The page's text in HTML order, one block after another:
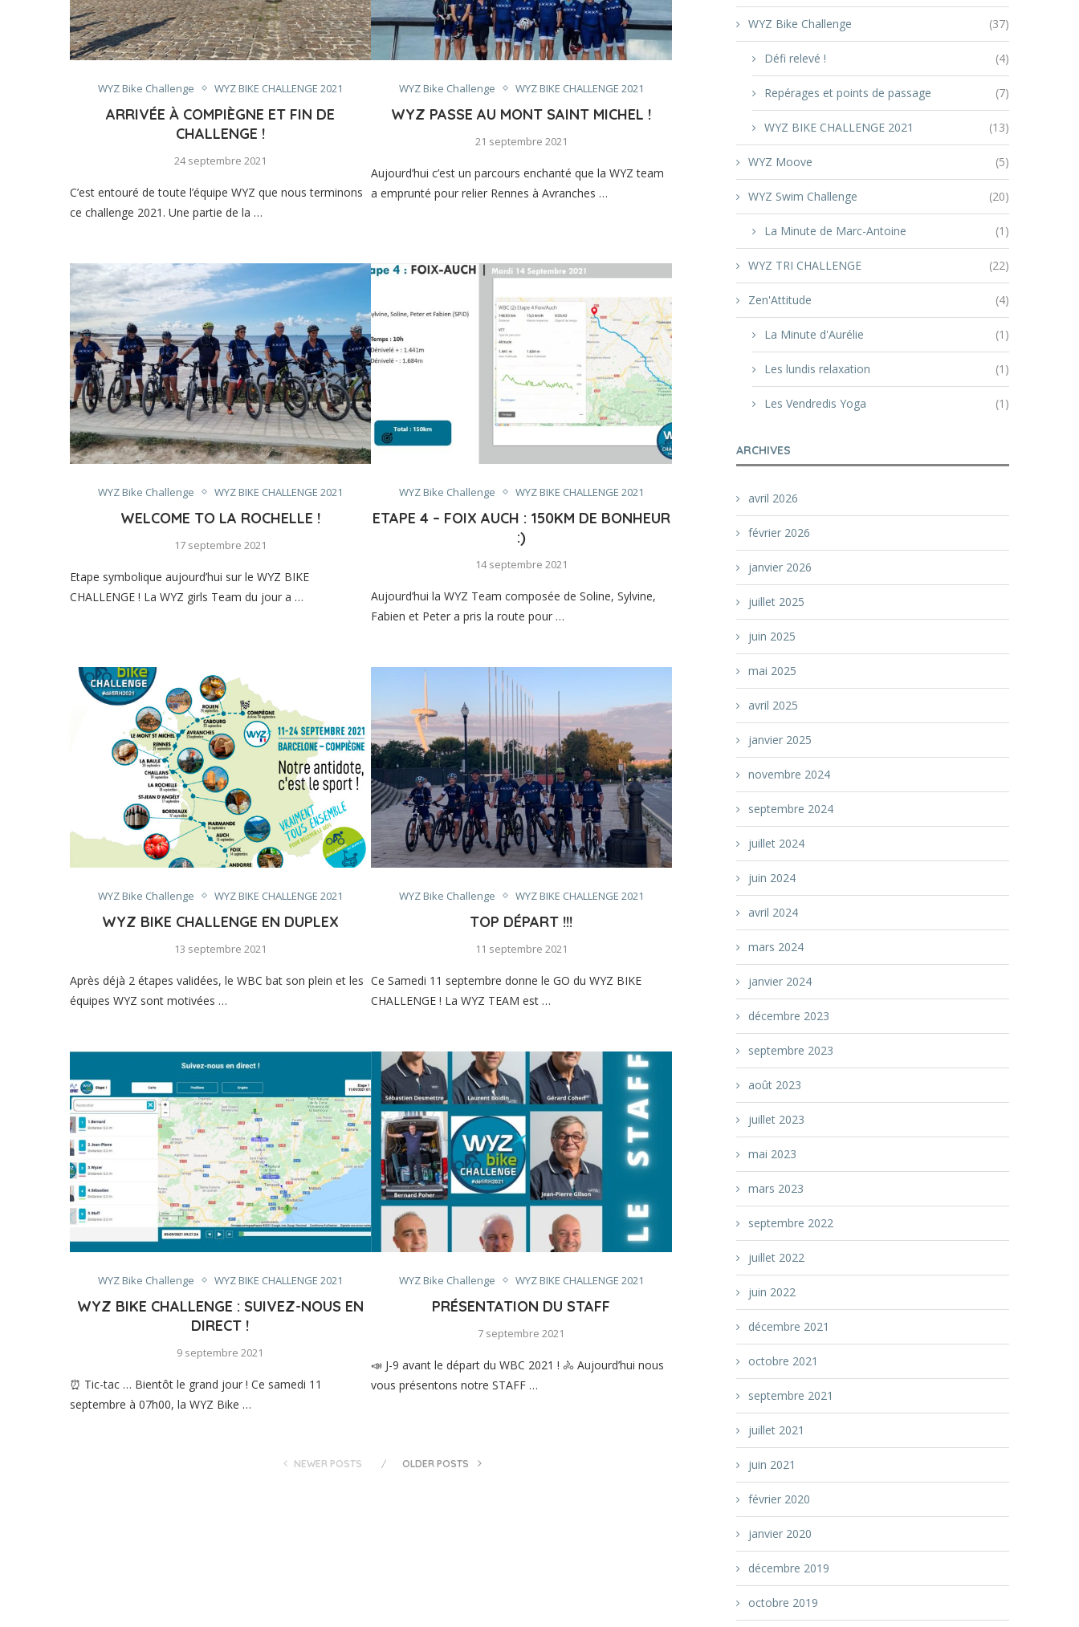
WYZ Bike Challenge WYZ BIKE CHALLENGE 2021
ARRIVÉE À COMPIÈGNE ET FIN DE
CHALLENGE !
24 septembre 2021
C’est entouré de toute l’équipe WYZ que nous terminons
ce challenge 2021. Une partie de la …
WYZ Bike Challenge WYZ BIKE CHALLENGE 2021
WYZ PASSE AU MONT SAINT MICHEL !
21 septembre 2021
Aujourd’hui c’est un parcours enchanté que la WYZ team
a emprunté pour relier Rennes à Avranches …
WYZ Bike Challenge WYZ BIKE CHALLENGE 2021
WELCOME TO LA ROCHELLE !
17 septembre 2021
Etape symbolique aujourd’hui sur le WYZ BIKE
CHALLENGE ! La WYZ girls Team du jour a …
WYZ Bike Challenge WYZ BIKE CHALLENGE 2021
ETAPE 4 – FOIX AUCH : 150KM DE BONHEUR
:)
14 septembre 2021
Aujourd’hui la WYZ Team composée de Soline, Sylvine,
Fabien et Peter a pris la route pour …
WYZ Bike Challenge WYZ BIKE CHALLENGE 2021
WYZ BIKE CHALLENGE EN DUPLEX
13 septembre 2021
Après déjà 2 étapes validées, le WBC bat son plein et les
équipes WYZ sont motivées …
WYZ Bike Challenge WYZ BIKE CHALLENGE 2021
TOP DÉPART !!!
11 septembre 2021
Ce Samedi 11 septembre donne le GO du WYZ BIKE
CHALLENGE ! La WYZ TEAM est …
WYZ Bike Challenge WYZ BIKE CHALLENGE 2021
WYZ BIKE CHALLENGE : SUIVEZ-NOUS EN
DIRECT !
9 septembre 2021
⏰ Tic-tac … Bientôt le grand jour ! Ce samedi 11
septembre à 07h00, la WYZ Bike …
WYZ Bike Challenge WYZ BIKE CHALLENGE 2021
PRÉSENTATION DU STAFF
7 septembre 2021
📣 J-9 avant le départ du WBC 2021 ! 🚴 Aujourd’hui nous
vous présentons notre STAFF …
NEWER POSTS OLDER POSTS
WYZ Bike Challenge (37)
Défi relevé ! (4)
Repérages et points de passage (7)
WYZ BIKE CHALLENGE 2021 (13)
WYZ Moove (5)
WYZ Swim Challenge (20)
La Minute de Marc-Antoine (1)
WYZ TRI CHALLENGE (22)
Zen'Attitude (4)
La Minute d'Aurélie (1)
Les lundis relaxation (1)
Les Vendredis Yoga (1)
ARCHIVES
avril 2026
février 2026
janvier 2026
juillet 2025
juin 2025
mai 2025
avril 2025
janvier 2025
novembre 2024
septembre 2024
juillet 2024
juin 2024
avril 2024
mars 2024
janvier 2024
décembre 2023
septembre 2023
août 2023
juillet 2023
mai 2023
mars 2023
septembre 2022
juillet 2022
juin 2022
décembre 2021
octobre 2021
septembre 2021
juillet 2021
juin 2021
février 2020
janvier 2020
décembre 2019
octobre 2019